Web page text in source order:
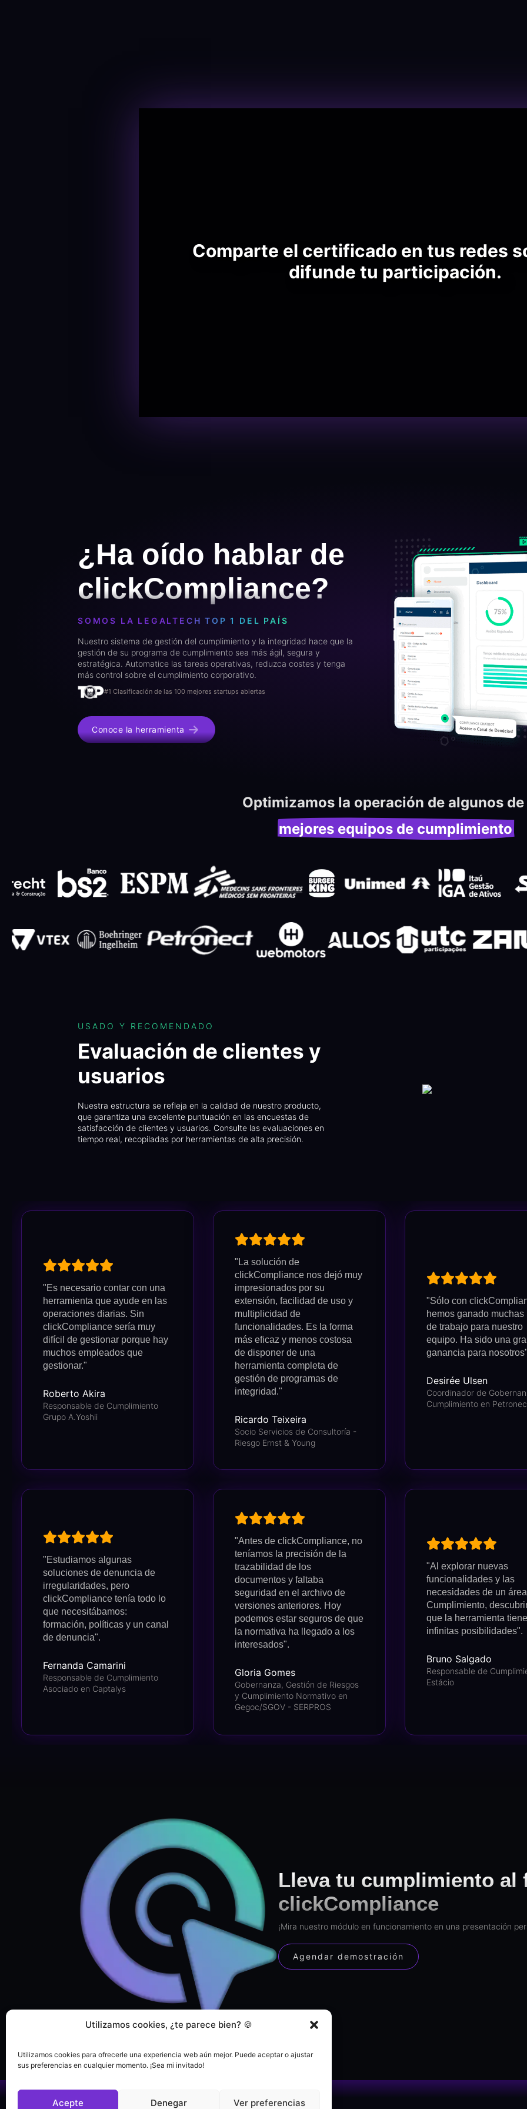
Utilizamos cookies, ¿te parece bien? 🍪
Utilizamos cookies para ofrecerle una experiencia web aún mejor. Puede aceptar o ajustar
sus preferencias en cualquier momento. ¡Sea mi invitado!
Acepte Denegar Ver preferencias
Comparte el certificado en tus redes
difunde tu participación.
¿Ha oído hablar de
clickCompliance?
SOMOS LA LEGALTECH TOP 1 DEL PAÍS
Nuestro sistema de gestión del cumplimiento y la integridad hace que la
gestión de su programa de cumplimiento sea más ágil, segura y
estratégica. Automatice las tareas operativas, reduzca costes y tenga
más control sobre el cumplimiento corporativo.
#1 Clasificación de las 100 mejores startups abiertas
Conoce la herramienta
Optimizamos la operación de algunos
mejores equipos de cumplimiento
USADO Y RECOMENDADO
Evaluación de clientes y
usuarios
Nuestra estructura se refleja en la calidad de nuestro producto,
que garantiza una excelente puntuación en las encuestas de
satisfacción de clientes y usuarios. Consulte las evaluaciones en
tiempo real, recopiladas por herramientas de alta precisión.
"Es necesario contar con una
herramienta que ayude en las
operaciones diarias. Sin
clickCompliance sería muy
difícil de gestionar porque hay
muchos empleados que
gestionar."
Roberto Akira
Responsable de Cumplimiento
Grupo A.Yoshii
"La solución de
clickCompliance nos dejó muy
impresionados por su
extensión, facilidad de uso y
multiplicidad de
funcionalidades. Es la forma
más eficaz y menos costosa
de disponer de una
herramienta completa de
gestión de programas de
integridad."
Ricardo Teixeira
Socio Servicios de Consultoría -
Riesgo Ernst & Young
"Sólo con
hemos ganado muchas
de trabajo para nuestro
equipo. Ha sido una
ganancia para
Desirée Ulsen
Coordinador de
Cumplimiento en
"Estudiamos algunas
soluciones de denuncia de
irregularidades, pero
clickCompliance tenía todo lo
que necesitábamos:
formación, políticas y un canal
de denuncia".
Fernanda Camarini
Responsable de Cumplimiento
Asociado en Captalys
"Antes de clickCompliance, no
teníamos la precisión de la
trazabilidad de los
documentos y faltaba
seguridad en el archivo de
versiones anteriores. Hoy
podemos estar seguros de que
la normativa ha llegado a los
interesados".
Gloria Gomes
Gobernanza, Gestión de Riesgos
y Cumplimiento Normativo en
Gegoc/SGOV - SERPROS
"Al explorar nuevas
funcionalidades y las
necesidades de un
Cumplimiento,
que la herramienta tiene
infinitas posibilidades".
Bruno Salgado
Responsable de
Estácio
Lleva tu cumplimiento al
clickCompliance
¡Mira nuestro módulo en funcionamiento en una presentación
Agendar demostración